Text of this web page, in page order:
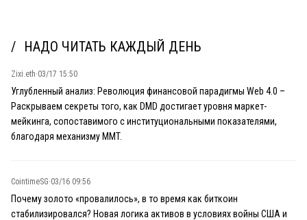
НАДО ЧИТАТЬ КАЖДЫЙ ДЕНЬ
Zixi.eth·03/17 15:50
Углубленный анализ: Революция финансовой парадигмы Web 4.0 –
Раскрываем секреты того, как DMD достигает уровня маркет-
мейкинга, сопоставимого с институциональными показателями,
благодаря механизму MMT.
CointimeSG·03/16 09:56
Почему золото «провалилось», в то время как биткоин
стабилизировался? Новая логика активов в условиях войны США и